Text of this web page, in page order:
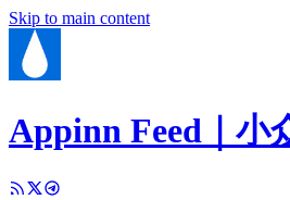
Skip to main content
Appinn Feed｜小